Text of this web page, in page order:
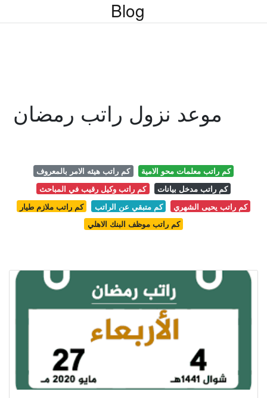
Blog
موعد نزول راتب رمضان
كم راتب هيئه الامر بالمعروف
كم راتب معلمات محو الامية
كم راتب وكيل رقيب في المباحث
كم راتب مدخل بيانات
كم راتب ملازم طيار
كم متبقي عن الراتب
كم راتب يحيى الشهري
كم راتب موظف البنك الاهلي